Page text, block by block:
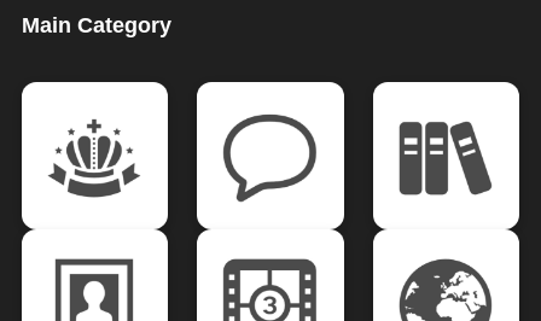
Main Category